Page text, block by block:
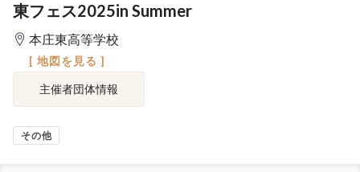
東フェス2025in Summer
本庄東高等学校
[ 地図を見る ]
主催者団体情報
その他